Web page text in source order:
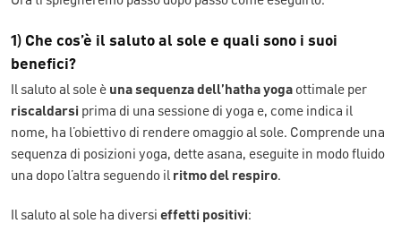
1) Che cos’è il saluto al sole e quali sono i suoi
benefici?
Il saluto al sole è una sequenza dell’hatha yoga ottimale per
riscaldarsi prima di una sessione di yoga e, come indica il
nome, ha l’obiettivo di rendere omaggio al sole. Comprende una
sequenza di posizioni yoga, dette asana, eseguite in modo fluido
una dopo l’altra seguendo il ritmo del respiro.
Il saluto al sole ha diversi effetti positivi: